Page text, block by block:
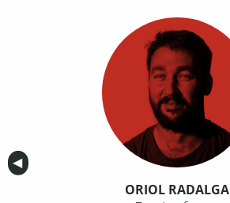
Anterior
◀︎
ORIOL RADALGA